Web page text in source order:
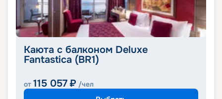
Каюта с балконом Deluxe
Fantastica (BR1)
от 115 057 ₽ /чел